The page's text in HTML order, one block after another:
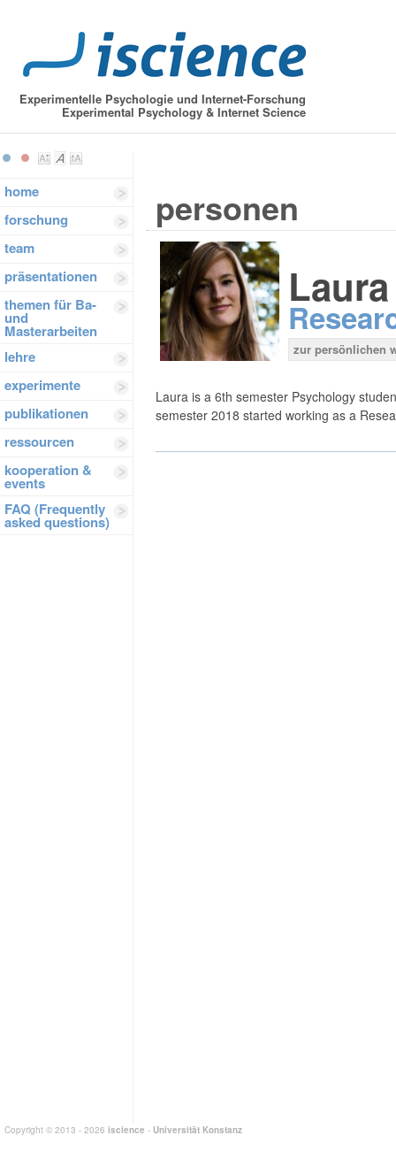
Experimentelle Psychologie und Internet-Forschung
Experimental Psychology & Internet Science
home
forschung
team
präsentationen
themen für Ba-
und
Masterarbeiten
lehre
experimente
publikationen
ressourcen
kooperation &
events
FAQ (Frequently
asked questions)
personen
zur persönlichen
Laura is a 6th semester Psychology
semester 2018 started working as a
Copyright © 2013 - 2026 iscience - Universität Konstanz